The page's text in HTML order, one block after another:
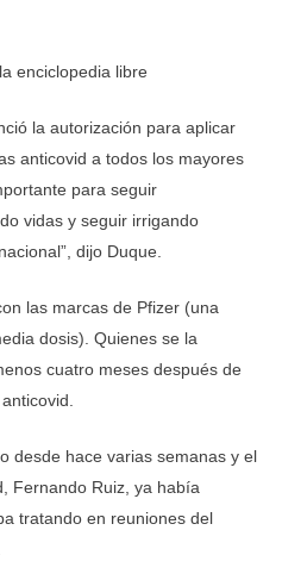
la autorización para aplicar
anticovid a todos los mayores
para seguir
vidas y seguir irrigando
dijo Duque.
las marcas de Pfizer (una
dosis). Quienes se la
cuatro meses después de
desde hace varias semanas y el
Fernando Ruiz, ya había
tratando en reuniones del